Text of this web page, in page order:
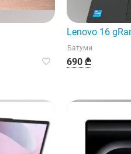
Lenovo 16
Батуми
690 ₾